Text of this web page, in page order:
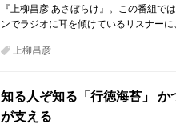
『上柳昌彦 あさぼらけ』。この番組で
ンでラジオに耳を傾けているリスナー
上柳昌彦
知る人ぞ知る「行徳海苔」
が支える